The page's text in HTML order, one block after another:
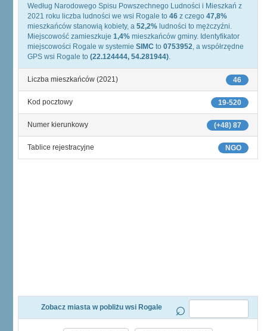
Według Narodowego Spisu Powszechnego Ludności i Mieszkań z
2021 roku liczba ludności we wsi Rogale to 46 z czego 47,8%
mieszkańców stanowią kobiety, a 52,2% ludności to mężczyźni.
Miejscowość zamieszkuje 1,4% mieszkańców gminy. Identyfikator
miejscowości Rogale w systemie SIMC to 0753952, a współrzędne
GPS wsi Rogale to (22.124444, 54.281944).
46
Liczba mieszkańców (2021)
19-520
Kod pocztowy
(+48) 87
Numer kierunkowy
NGO
Tablice rejestracyjne
Zobacz miasta w pobliżu wsi Rogale